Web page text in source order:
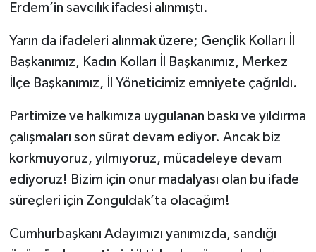
Erdem’in savcılık ifadesi alınmıştı.
Yarın da ifadeleri alınmak üzere; Gençlik Kolları İl
Başkanımız, Kadın Kolları İl Başkanımız, Merkez
İlçe Başkanımız, İl Yöneticimiz emniyete çağrıldı.
Partimize ve halkımıza uygulanan baskı ve yıldırma
çalışmaları son sürat devam ediyor. Ancak biz
korkmuyoruz, yılmıyoruz, mücadeleye devam
ediyoruz! Bizim için onur madalyası olan bu ifade
süreçleri için Zonguldak’ta olacağım!
Cumhurbaşkanı Adayımızı yanımızda, sandığı